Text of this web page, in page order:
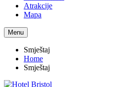
Atrakcije
Mapa
Menu
Smještaj
Home
Smještaj